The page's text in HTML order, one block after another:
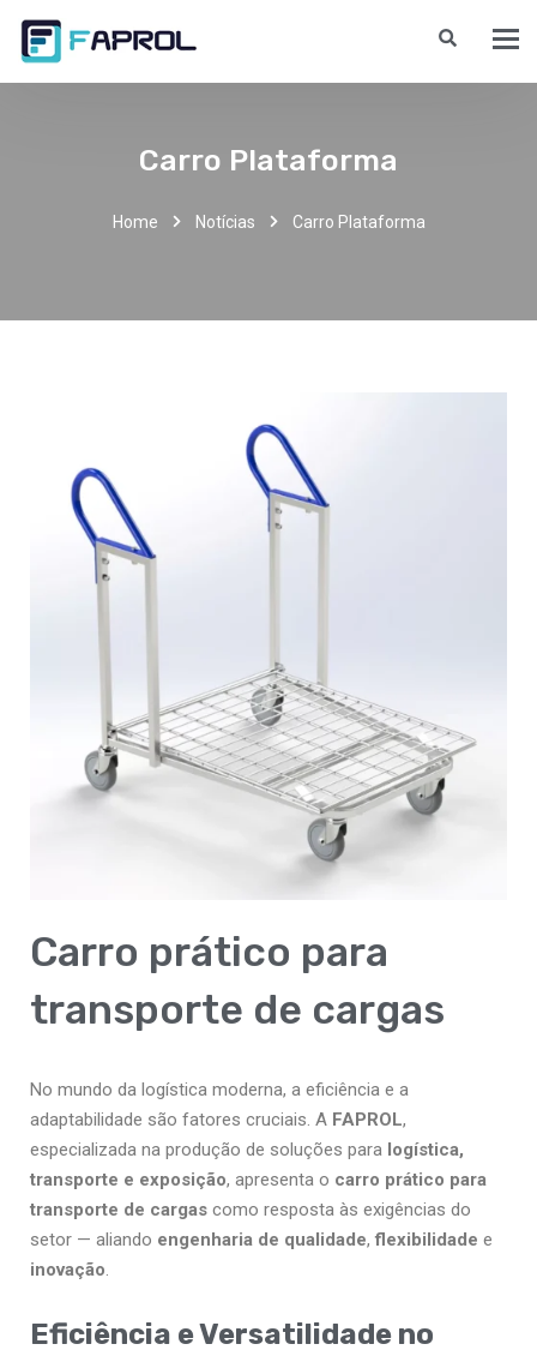
Carro Plataforma
Home Notícias Carro Plataforma
Carro prático para
transporte de cargas
No mundo da logística moderna, a eficiência e a
adaptabilidade são fatores cruciais. A FAPROL,
especializada na produção de soluções para logística,
transporte e exposição, apresenta o carro prático para
transporte de cargas como resposta às exigências do
setor — aliando engenharia de qualidade,flexibilidade e
inovação.
Eficiência e Versatilidade no